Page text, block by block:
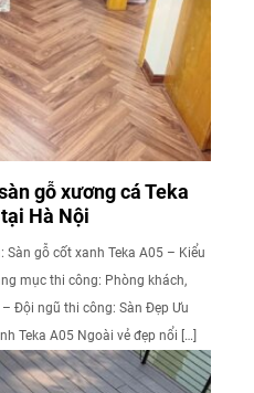
gỗ xương cá Teka
Hà Nội
gỗ cốt xanh Teka A05 – Kiểu
mục thi công: Phòng khách,
Đội ngũ thi công: Sàn Đẹp Ưu
Teka A05 Ngoài vẻ đẹp nổi […]